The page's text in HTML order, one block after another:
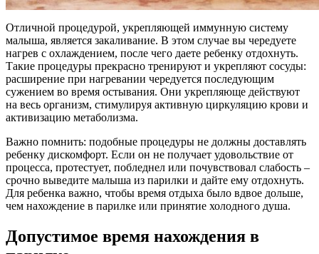
Отличной процедурой, укрепляющей иммунную систему
малыша, является закаливание. В этом случае вы чередуете
нагрев с охлаждением, после чего даете ребенку отдохнуть.
Такие процедуры прекрасно тренируют и укрепляют сосуды:
расширение при нагревании чередуется последующим
сужением во время остывания. Они укрепляюще действуют
на весь организм, стимулируя активную циркуляцию крови и
активизацию метаболизма.
Важно помнить: подобные процедуры не должны доставлять
ребенку дискомфорт. Если он не получает удовольствие от
процесса, протестует, побледнел или почувствовал слабость –
срочно выведите малыша из парилки и дайте ему отдохнуть.
Для ребенка важно, чтобы время отдыха было вдвое дольше,
чем нахождение в парилке или принятие холодного душа.
Допустимое время нахождения в